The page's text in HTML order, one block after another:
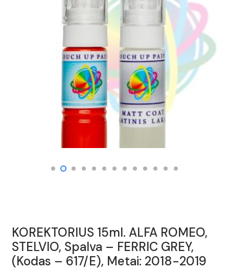
KOREKTORIUS 15ml. ALFA ROMEO,
STELVIO, Spalva – FERRIC GREY,
(Kodas – 617/E), Metai: 2018-2019